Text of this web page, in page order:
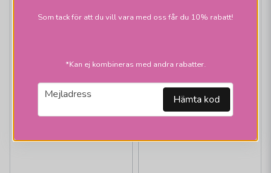
KONSTHANTVERK TYRINGE
Strapatz taklampor
Som tack för att du vill vara med oss får du 10% rabatt!
*Kan ej kombineras med andra rabatter.
email
Mejladress Hämta kod